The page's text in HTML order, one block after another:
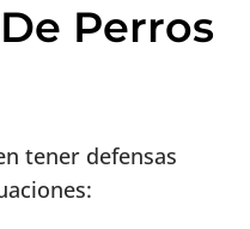
Perros
tener defensas